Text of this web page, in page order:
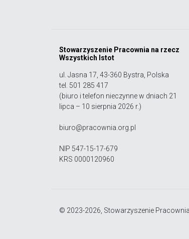
Stowarzyszenie Pracownia na rzecz
Wszystkich Istot
ul. Jasna 17, 43-360 Bystra, Polska
tel. 501 285 417
(biuro i telefon nieczynne w dniach 21
lipca – 10 sierpnia 2026 r.)
biuro@pracownia.org.pl
NIP 547-15-17-679
KRS 0000120960
© 2023-2026, Stowarzyszenie